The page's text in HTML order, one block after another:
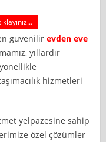
güvenilirevden eve
yıllardır
hizmetleri
yelpazesine sahip
özel çözümler